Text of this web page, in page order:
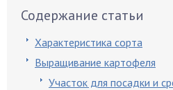
Содержание статьи
Характеристика сорта
Выращивание картофеля
Участок для посадки и